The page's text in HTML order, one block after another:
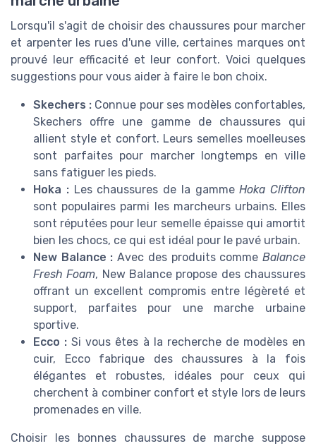
Lorsqu'il s'agit de choisir des chaussures pour marcher
et arpenter les rues d'une ville, certaines marques ont
prouvé leur efficacité et leur confort. Voici quelques
suggestions pour vous aider à faire le bon choix.
Skechers : Connue pour ses modèles confortables,
Skechers offre une gamme de chaussures qui
allient style et confort. Leurs semelles moelleuses
sont parfaites pour marcher longtemps en ville
sans fatiguer les pieds.
Hoka :Les chaussures de la gammeHoka Clifton
sont populaires parmi les marcheurs urbains. Elles
sont réputées pour leur semelle épaisse qui amortit
bien les chocs, ce qui est idéal pour le pavé urbain.
New Balance : Avec des produits commeBalance
Fresh Foam, New Balance propose des chaussures
offrant un excellent compromis entre légèreté et
support, parfaites pour une marche urbaine
sportive.
Ecco : Si vous êtes à la recherche de modèles en
cuir, Ecco fabrique des chaussures à la fois
élégantes et robustes, idéales pour ceux qui
cherchent à combiner confort et style lors de leurs
promenades en ville.
Choisir les bonnes chaussures de marche suppose